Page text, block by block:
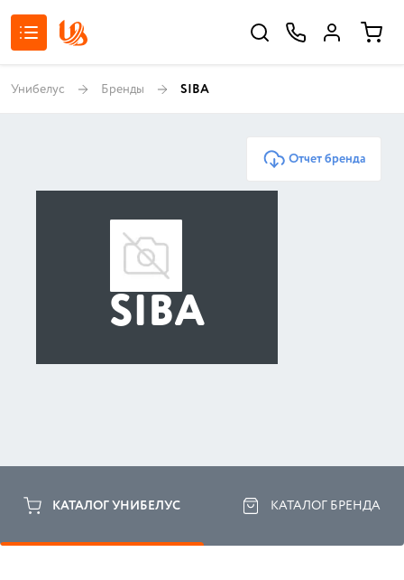
Унибелус Бренды SIBA
Отчет бренда
SIBA
КАТАЛОГ УНИБЕЛУС КАТАЛОГ БРЕНДА